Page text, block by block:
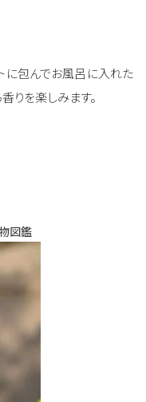
に包んでお風呂に入れた
りを楽しみます。
図鑑